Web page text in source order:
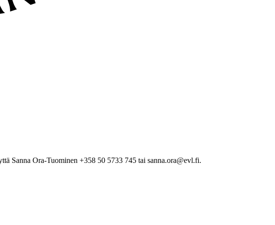
Sanna Ora-Tuominen +358 50 5733 745 tai sanna.ora@evl.fi.